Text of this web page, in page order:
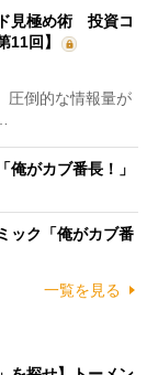
見極め術 投資コ
11回】
圧倒的な情報量が
がカブ番長！」
ック「俺がカブ番
一覧を見る